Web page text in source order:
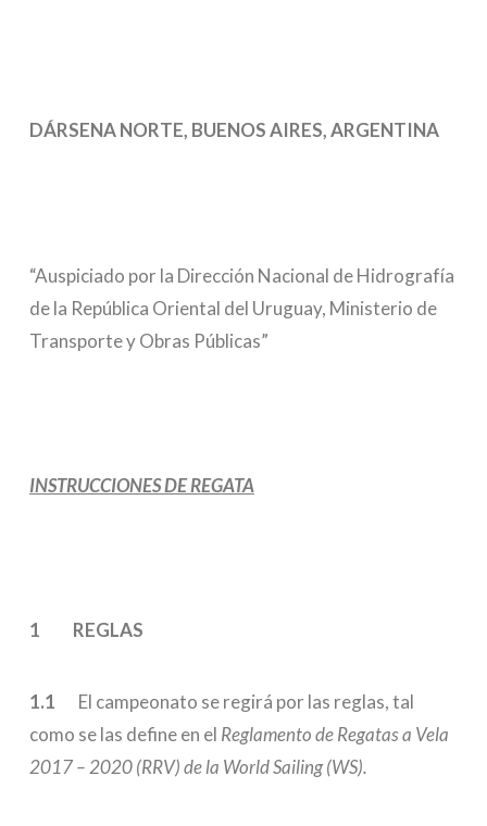
DÁRSENA NORTE, BUENOS AIRES, ARGENTINA
“Auspiciado por la Dirección Nacional de Hidrografía
de la República Oriental del Uruguay, Ministerio de
Transporte y Obras Públicas”
INSTRUCCIONES DE REGATA
1 REGLAS
1.1 El campeonato se regirá por las reglas, tal
como se las define en el Reglamento de Regatas a Vela
2017 – 2020 (RRV) de la World Sailing (WS).